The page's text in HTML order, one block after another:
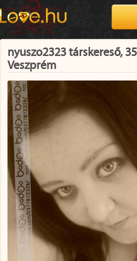
nyuszo2323 társkereső,
Veszprém